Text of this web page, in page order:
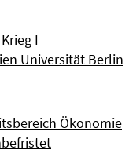
I
Universität Berlin
Ökonomie